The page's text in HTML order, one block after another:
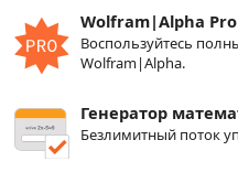
Wolfram|Alpha Pro
Воспользуйтесь
Wolfram|Alpha.
Генератор
Безлимитный поток